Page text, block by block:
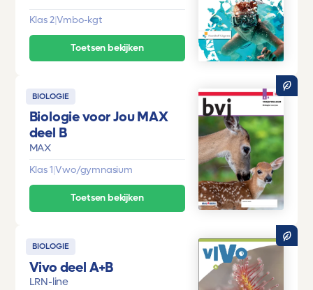
Klas 2|Vmbo-kgt
Toetsen bekijken
BIOLOGIE
Biologie voor Jou MAX
deel B
MAX
Klas 1|Vwo/gymnasium
Toetsen bekijken
BIOLOGIE
Vivo deel A+B
LRN-line